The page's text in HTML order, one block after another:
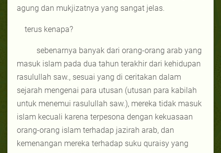
agung dan mukjizatnya yang sangat jelas.
terus kenapa?
sebenarnya banyak dari orang-orang arab yang
masuk islam pada dua tahun terakhir dari kehidupan
rasulullah saw., sesuai yang di ceritakan dalam
sejarah mengenai para utusan (utusan para kabilah
untuk menemui rasulullah saw.), mereka tidak masuk
islam kecuali karena terpesona dengan kekuasaan
orang-orang islam terhadap jazirah arab, dan
kemenangan mereka terhadap suku quraisy yang